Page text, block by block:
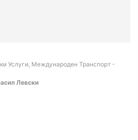
Услуги, Международен Транспорт -
Левски